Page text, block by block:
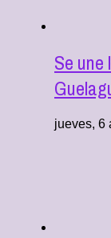
Se
jueves, 6